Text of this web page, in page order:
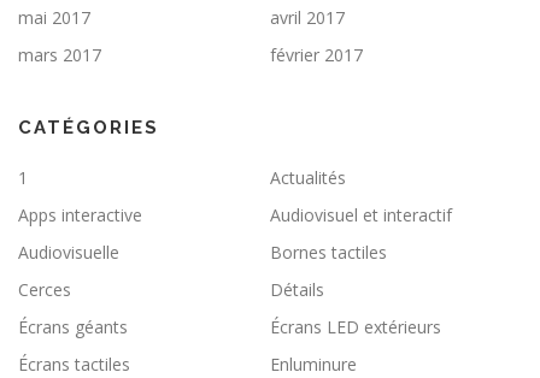
mai 2017
avril 2017
mars 2017
février 2017
CATÉGORIES
1
Actualités
Apps interactive
Audiovisuel et interactif
Audiovisuelle
Bornes tactiles
Cerces
Détails
Écrans géants
Écrans LED extérieurs
Écrans tactiles
Enluminure